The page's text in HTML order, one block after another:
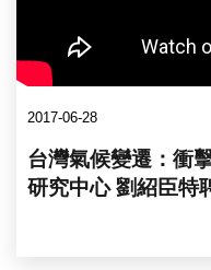
2017-06-28
台灣氣候變遷：衝
研究中心 劉紹臣特